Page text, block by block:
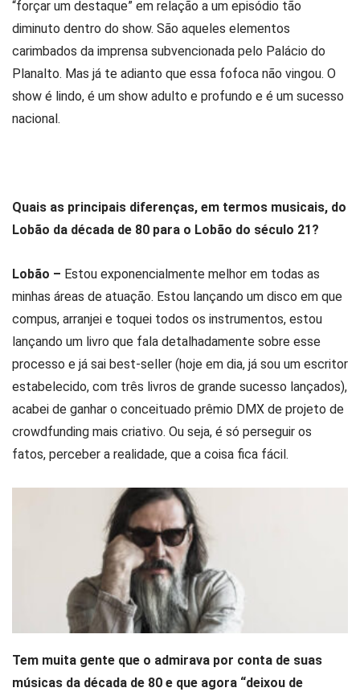
“forçar um destaque” em relação a um episódio tão
diminuto dentro do show. São aqueles elementos
carimbados da imprensa subvencionada pelo Palácio do
Planalto. Mas já te adianto que essa fofoca não vingou. O
show é lindo, é um show adulto e profundo e é um sucesso
nacional.
Quais as principais diferenças, em termos musicais, do
Lobão da década de 80 para o Lobão do século 21?
Lobão – Estou exponencialmente melhor em todas as
minhas áreas de atuação. Estou lançando um disco em que
compus, arranjei e toquei todos os instrumentos, estou
lançando um livro que fala detalhadamente sobre esse
processo e já sai best-seller (hoje em dia, já sou um escritor
estabelecido, com três livros de grande sucesso lançados),
acabei de ganhar o conceituado prêmio DMX de projeto de
crowdfunding mais criativo. Ou seja, é só perseguir os
fatos, perceber a realidade, que a coisa fica fácil.
Tem muita gente que o admirava por conta de suas
músicas da década de 80 e que agora “deixou de